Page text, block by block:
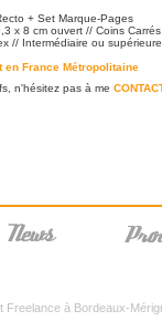
+ Set Marque-Pages
x 8 cm ouvert // Coins Carrés
// Intermédiaire ou supérieure
en France Métropolitaine
n'hésitez pas à me
Freelance à Bordeaux-